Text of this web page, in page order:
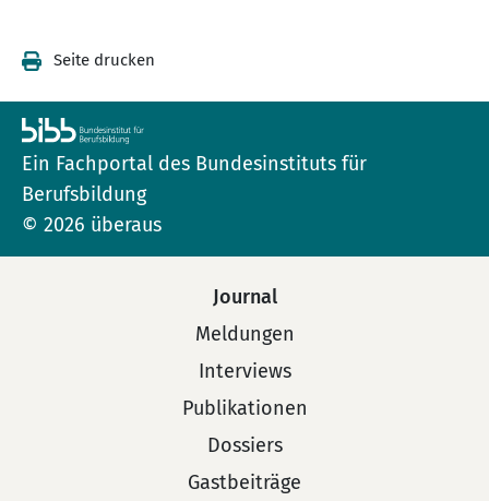
Seite drucken
Ein Fachportal des Bundesinstituts für
Berufsbildung
© 2026 überaus
Journal
Meldungen
Interviews
Publikationen
Dossiers
Gastbeiträge